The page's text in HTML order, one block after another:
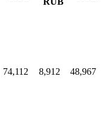
74,112 8,912 48,967